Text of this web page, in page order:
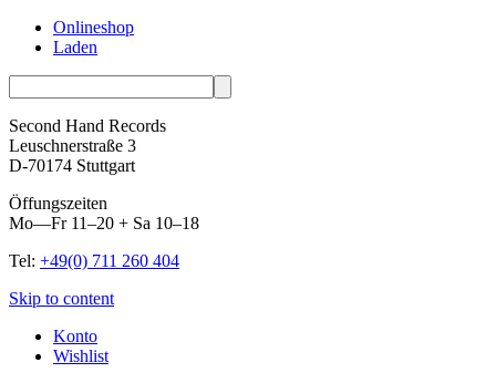
Onlineshop
Laden
Second Hand Records
Leuschnerstraße 3
D-70174 Stuttgart
Öffungszeiten
Mo—Fr 11–20 + Sa 10–18
Tel: +49(0) 711 260 404
Skip to content
Konto
Wishlist